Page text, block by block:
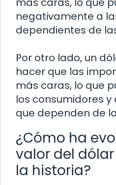
negativamente a
dependientes de
Por otro lado, un
hacer que las
más caras, lo que
los consumidores
que dependen de
¿Cómo ha
valor del
la historia?